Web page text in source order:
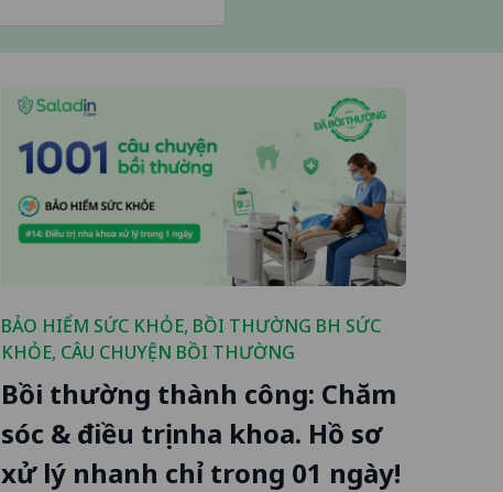
BẢO HIỂM SỨC KHỎE, BỒI THƯỜNG BH SỨC
KHỎE, CÂU CHUYỆN BỒI THƯỜNG
Bồi thường thành công: Chăm
sóc & điều trị nha khoa. Hồ sơ
xử lý nhanh chỉ trong 01 ngày!